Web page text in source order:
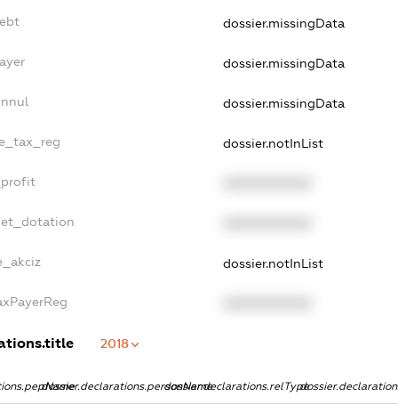
dossier.missingData
dossier.missingData
dossier.missingData
dossier.notInList
dossier.notInList
2018
dossier.declarations.personNamedossier.declarations.relType